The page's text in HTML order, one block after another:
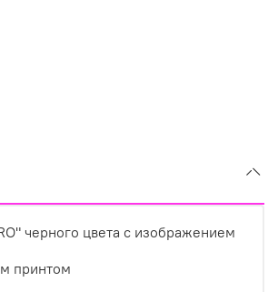
черного цвета с изображением
принтом